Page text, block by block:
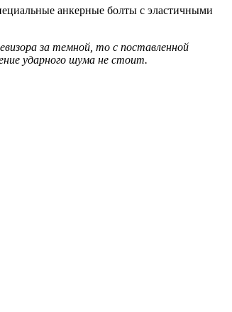
анкерные болты с эластичными
за темной, то с поставленной
ударного шума не стоит.